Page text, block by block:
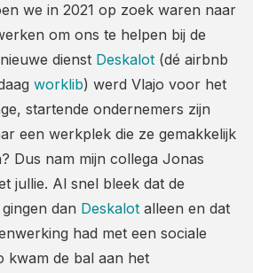
we in 2021 op zoek waren naar
om ons te helpen bij de
dienst Deskalot (dé airbnb
worklib) werd Vlajo voor het
startende ondernemers zijn
een werkplek die ze gemakkelijk
Dus nam mijn collega Jonas
jullie. Al snel bleek dat de
dan Deskalot alleen en dat
had met een sociale
kwam de bal aan het